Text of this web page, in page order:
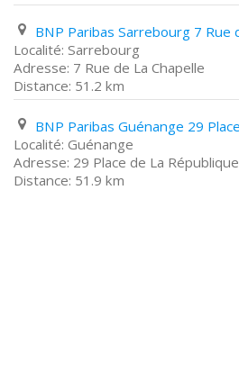
Sarrebourg
7 Rue de La Chapelle
51.2 km
Guénange
29 Place de La République
51.9 km